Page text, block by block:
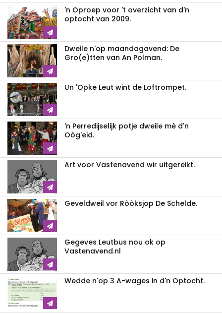
'n Oproep voor 't overzicht van d'n
optocht van 2009.
Dweile n'op maandagavend: De
Gro(e)tten van An Polman.
Un 'Opke Leut wint de Loftrompet.
'n Perredijselijk potje dweile mè d'n
Oòg'eid.
Art voor Vastenavend wir uitgereikt.
Geveldweil vor Ròòksjop De Schelde.
Gegeves Leutbus nou ok op
Vastenavend.nl
Wedde n'op 3 A-wages in d'n Optocht.